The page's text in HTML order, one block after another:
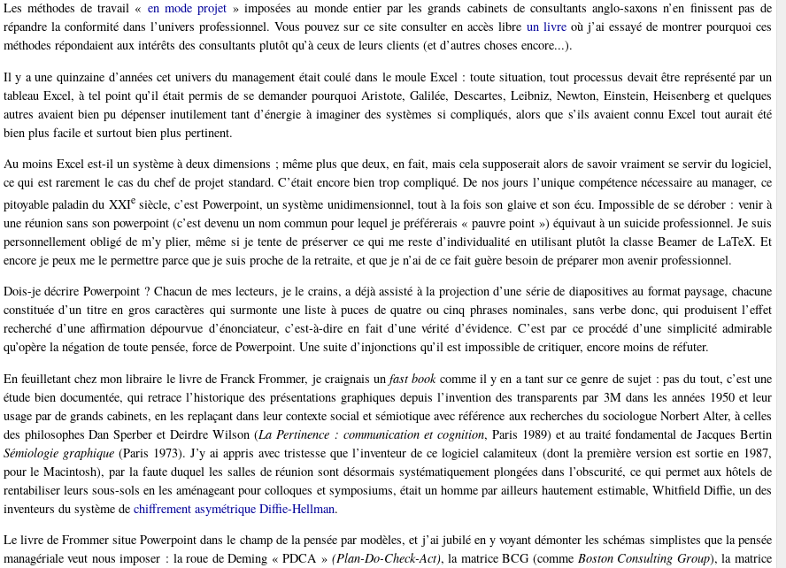
Les méthodes de travail « en mode projet» imposées au monde entier par les grands cabinets de consultants anglo-saxons n’en finissent pas de
répandre la conformité dans l’univers professionnel. Vous pouvez sur ce site consulter en accès libre un livreoù j’ai essayé de montrer pourquoi ces
méthodes répondaient aux intérêts des consultants plutôt qu’à ceux de leurs clients (et d’autres choses encore...).
Il y a une quinzaine d’années cet univers du management était coulé dans le moule Excel : toute situation, tout processus devait être représenté par un
tableau Excel, à tel point qu’il était permis de se demander pourquoi Aristote, Galilée, Descartes, Leibniz, Newton, Einstein, Heisenberg et quelques
autres avaient bien pu dépenser inutilement tant d’énergie à imaginer des systèmes si compliqués, alors que s’ils avaient connu Excel tout aurait été
bien plus facile et surtout bien plus pertinent.
Au moins Excel est-il un système à deux dimensions ; même plus que deux, en fait, mais cela supposerait alors de savoir vraiment se servir du logiciel,
ce qui est rarement le cas du chef de projet standard. C’était encore bien trop compliqué. De nos jours l’unique compétence nécessaire au manager, ce
pitoyable paladin du XXIesiècle, c’est Powerpoint, un système unidimensionnel, tout à la fois son glaive et son écu. Impossible de se dérober : venir à
une réunion sans son powerpoint (c’est devenu un nom commun pour lequel je préférerais « pauvre point ») équivaut à un suicide professionnel. Je suis
personnellement obligé de m’y plier, même si je tente de préserver ce qui me reste d’individualité en utilisant plutôt la classe Beamer de LaTeX. Et
encore je peux me le permettre parce que je suis proche de la retraite, et que je n’ai de ce fait guère besoin de préparer mon avenir professionnel.
Dois-je décrire Powerpoint ? Chacun de mes lecteurs, je le crains, a déjà assisté à la projection d’une série de diapositives au format paysage, chacune
constituée d’un titre en gros caractères qui surmonte une liste à puces de quatre ou cinq phrases nominales, sans verbe donc, qui produisent l’effet
recherché d’une affirmation dépourvue d’énonciateur, c’est-à-dire en fait d’une vérité d’évidence. C’est par ce procédé d’une simplicité admirable
qu’opère la négation de toute pensée, force de Powerpoint. Une suite d’injonctions qu’il est impossible de critiquer, encore moins de réfuter.
En feuilletant chez mon libraire le livre de Franck Frommer, je craignais unfast bookcomme il y en a tant sur ce genre de sujet : pas du tout, c’est une
étude bien documentée, qui retrace l’historique des présentations graphiques depuis l’invention des transparents par 3M dans les années 1950 et leur
usage par de grands cabinets, en les replaçant dans leur contexte social et sémiotique avec référence aux recherches du sociologue Norbert Alter, à celles
des philosophes Dan Sperber et Deirdre Wilson (La Pertinence : communication et cognition, Paris 1989) et au traité fondamental de Jacques Bertin
Sémiologie graphique(Paris 1973). J’y ai appris avec tristesse que l’inventeur de ce logiciel calamiteux (dont la première version est sortie en 1987,
pour le Macintosh), par la faute duquel les salles de réunion sont désormais systématiquement plongées dans l’obscurité, ce qui permet aux hôtels de
rentabiliser leurs sous-sols en les aménageant pour colloques et symposiums, était un homme par ailleurs hautement estimable, Whitfield Diffie, un des
inventeurs du système de chiffrement asymétrique Diffie-Hellman.
Le livre de Frommer situe Powerpoint dans le champ de la pensée par modèles, et j’ai jubilé en y voyant démonter les schémas simplistes que la pensée
managériale veut nous imposer : la roue de Deming « PDCA » (Plan-Do-Check-Act), la matrice BCG (comme Boston Consulting Group), la matrice